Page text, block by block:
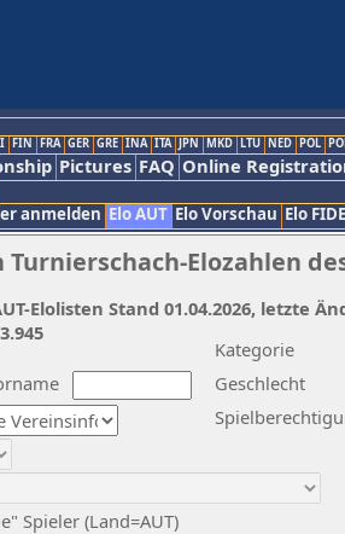
FIN FRA GER GRE INA ITA JPN MKD LTU NED POL
Pictures FAQ Online
anmelden Elo AUT Elo Vorschau Elo FIDE
Elozahlen
Kategorie
Geschlecht
Spieler (Land=AUT)
Elolisten Stand 01.04.2026, letzte